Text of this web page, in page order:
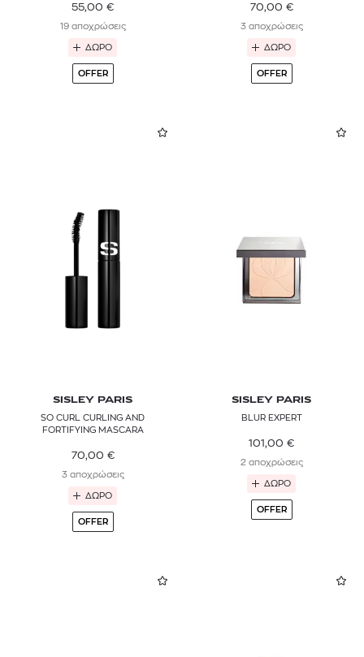
55,00 €
19 αποχρώσεις
ΔΩΡΟ
OFFER
70,00 €
3 αποχρώσεις
ΔΩΡΟ
OFFER
SISLEY PARIS
SO CURL CURLING AND
FORTIFYING MASCARA
70,00 €
3 αποχρώσεις
ΔΩΡΟ
OFFER
SISLEY PARIS
BLUR EXPERT
101,00 €
2 αποχρώσεις
ΔΩΡΟ
OFFER